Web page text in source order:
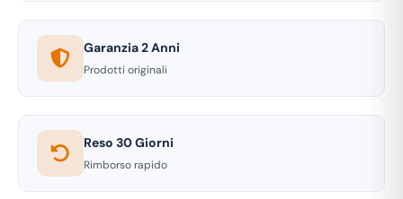
Garanzia 2 Anni
Prodotti originali
Reso 30 Giorni
Rimborso rapido